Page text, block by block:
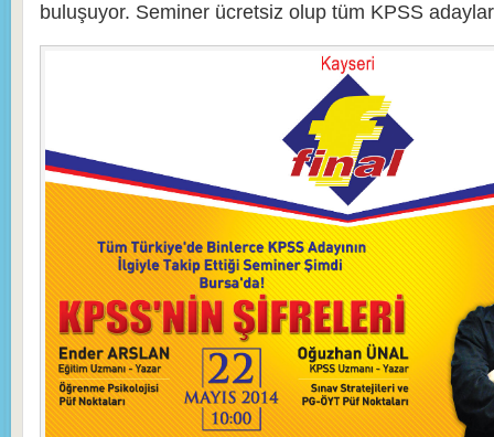
buluşuyor. Seminer ücretsiz olup tüm KPSS